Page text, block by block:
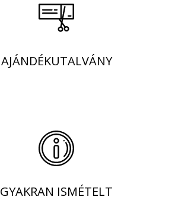
AJÁNDÉKUTALVÁNY
GYAKRAN ISMÉTELT